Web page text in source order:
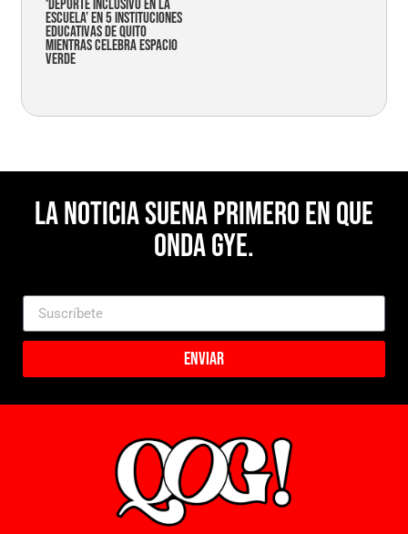
‘Deporte Inclusivo en la
Escuela’ en 5 instituciones
educativas de Quito
mientras celebra espacio
verde
La noticia suena primero en Que
Onda Gye.
Enviar